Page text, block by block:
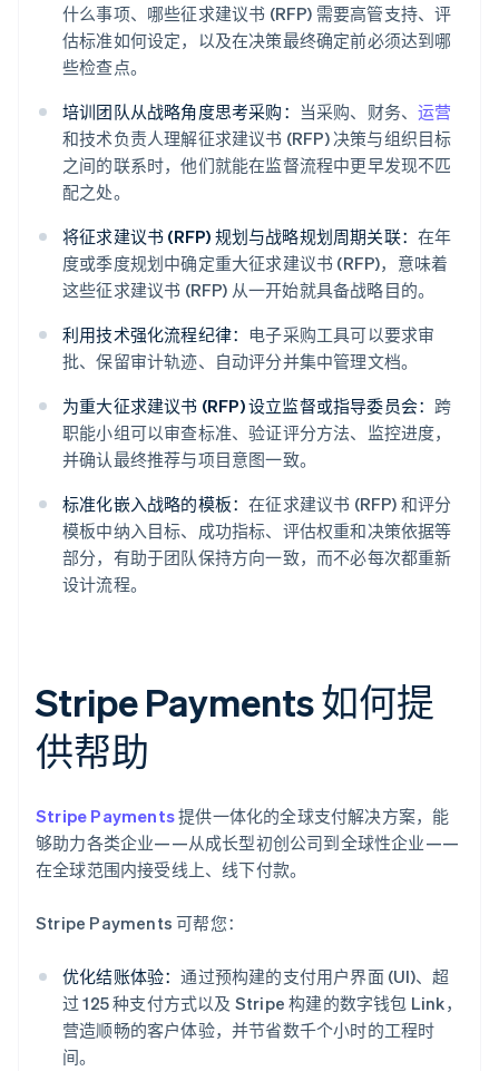
什么事项、哪些征求建议书 (RFP) 需要高管支持、评
估标准如何设定，以及在决策最终确定前必须达到哪
些检查点。
培训团队从战略角度思考采购： 当采购、财务、运营
和技术负责人理解征求建议书 (RFP) 决策与组织目标
之间的联系时，他们就能在监督流程中更早发现不匹
配之处。
将征求建议书 (RFP) 规划与战略规划周期关联： 在年
度或季度规划中确定重大征求建议书 (RFP)，意味着
这些征求建议书 (RFP) 从一开始就具备战略目的。
利用技术强化流程纪律： 电子采购工具可以要求审
批、保留审计轨迹、自动评分并集中管理文档。
为重大征求建议书 (RFP) 设立监督或指导委员会： 跨
职能小组可以审查标准、验证评分方法、监控进度，
并确认最终推荐与项目意图一致。
标准化嵌入战略的模板：在征求建议书 (RFP) 和评分
模板中纳入目标、成功指标、评估权重和决策依据等
部分，有助于团队保持方向一致，而不必每次都重新
设计流程。
Stripe Payments 如何提
供帮助
Stripe Payments提供一体化的全球支付解决方案，能
够助力各类企业——从成长型初创公司到全球性企业——
在全球范围内接受线上、线下付款。
Stripe Payments 可帮您：
优化结账体验：通过预构建的支付用户界面 (UI)、超
过 125 种支付方式以及 Stripe 构建的数字钱包 Link，
营造顺畅的客户体验，并节省数千个小时的工程时
间。